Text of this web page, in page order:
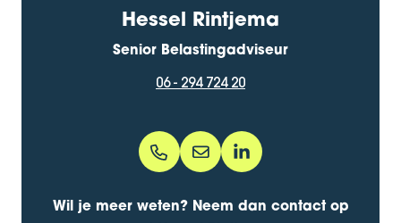
Hessel Rintjema
Senior Belastingadviseur
06 - 294 724 20
06 - 294 724 20
hessel.rintjema@bentacera.nl
hesselrintjema/
Wil je meer weten? Neem dan contact op